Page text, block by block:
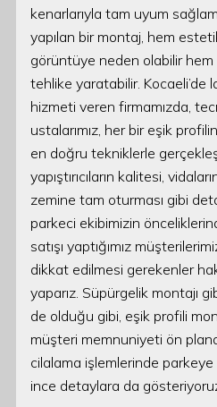
kenarlarıyla tam uyum
yapılan bir montaj, hem
görüntüye neden olabilir
tehlike yaratabilir. Kocaeli’de
hizmeti veren firmamızda,
ustalarımız, her bir eşik
en doğru tekniklerle
yapıştırıcıların kalitesi,
zemine tam oturması gibi
parkeci ekibimizin
satışı yaptığımız
dikkat edilmesi gerekenler
yaparız. Süpürgelik montajı
de olduğu gibi, eşik profili
müşteri memnuniyeti ön
cilalama işlemlerinde
ince detaylara da